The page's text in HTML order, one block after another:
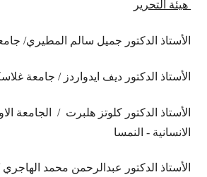
هيئة التحرير
الأستاذ الدكتور جميل سالم المطيري/
الأستاذ الدكتور ديف ايدواردز / جامعة
الأستاذ الدكتور كلوتز هلبرت / الجامعة
الانسانية - النمسا
الأستاذ الدكتور عبدالرحمن محمد